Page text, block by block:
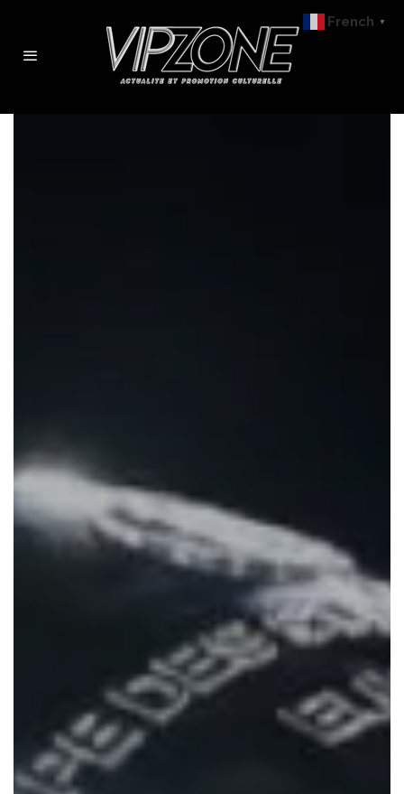
French ▼